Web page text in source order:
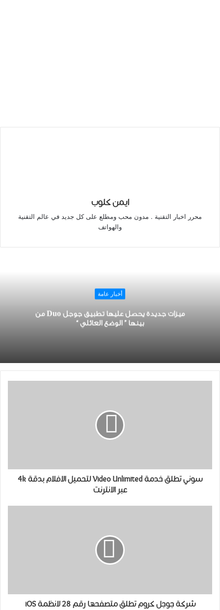
ايمن كلوب
محرر اخبار التقنية . مدون محب ومطلع على كل جديد في عالم التقنية
والهواتف
أخبار عامة
ميزات جديدة يحصل عليها تطبيق ﺟﻮﺟﻞ Duo من
بينها ” ﺍﻟﻮﺿﻊ ﺍﻟﻌﺎﺋﻠﻲ “
سوني تطلق خدمة Video Unlimited لتحميل الافلام بدقة 4k
عبر الانترنت
شركة جوجل كروم تطلق متصفحها رقم 28 لانظمة iOS